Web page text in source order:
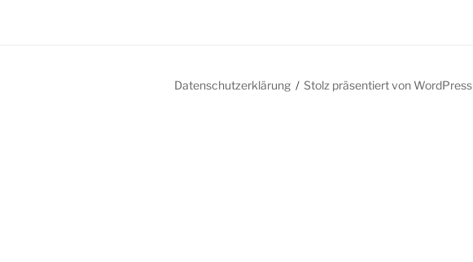
Datenschutzerklärung Stolz präsentiert von WordPress